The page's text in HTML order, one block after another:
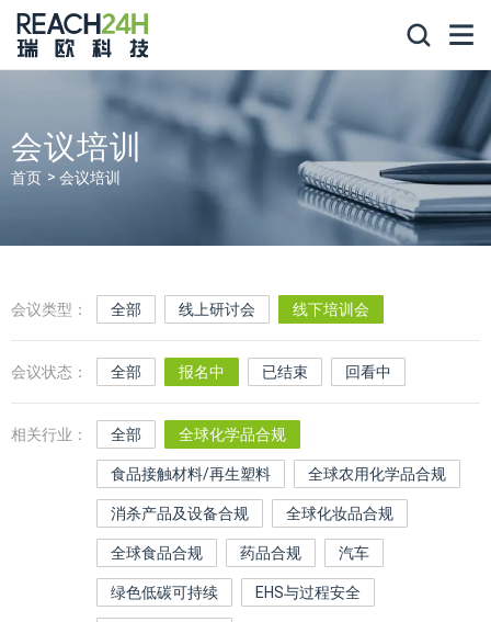
会议培训
首页 会议培训
会议类型： 全部 线上研讨会 线下培训会
会议状态： 全部 报名中 已结束 回看中
相关行业： 全部 全球化学品合规
食品接触材料/再生塑料 全球农用化学品合规
消杀产品及设备合规 全球化妆品合规
全球食品合规 药品合规 汽车
绿色低碳可持续 EHS与过程安全